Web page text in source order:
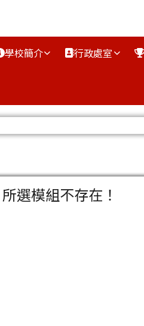
學校簡介 行政處室
主內容區域
所選模組不存在！